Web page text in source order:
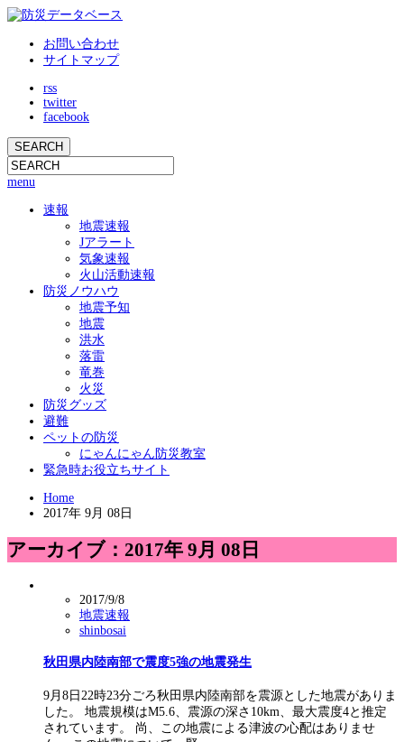
お問い合わせ
サイトマップ
rss
twitter
facebook
menu
速報
地震速報
Jアラート
気象速報
火山活動速報
防災ノウハウ
地震予知
地震
洪水
落雷
竜巻
火災
防災グッズ
避難
ペットの防災
にゃんにゃん防災教室
緊急時お役立ちサイト
Home
2017年 9月 08日
アーカイブ：2017年 9月 08日
2017/9/8
地震速報
shinbosai
秋田県内陸南部で震度5強の地震発生
9月8日22時23分ごろ秋田県内陸南部を震源とした地震がありま
した。 地震規模はM5.6、震源の深さ10km、最大震度4と推定
されています。 尚、この地震による津波の心配はありませ